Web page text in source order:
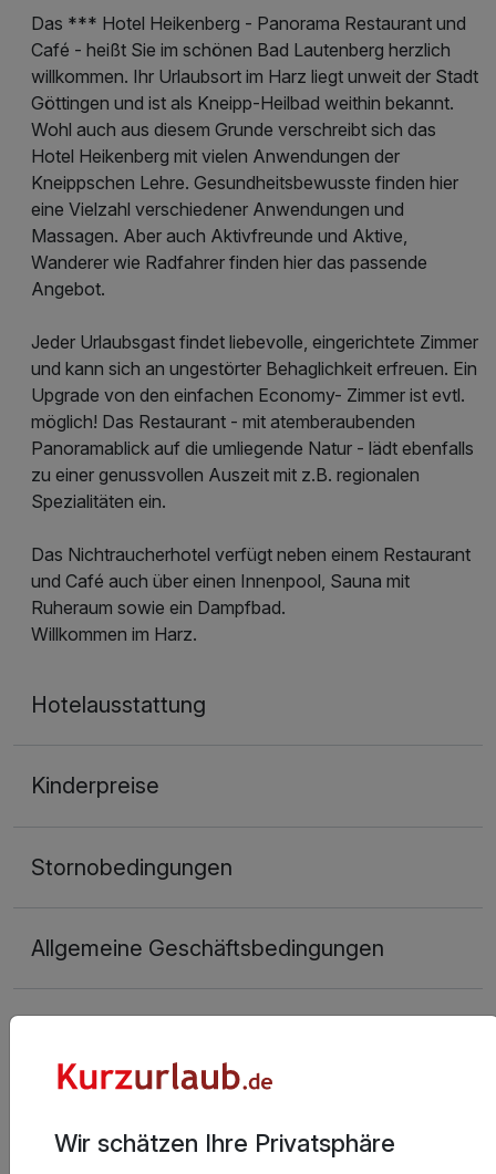
Das *** Hotel Heikenberg - Panorama Restaurant und
Café - heißt Sie im schönen Bad Lautenberg herzlich
willkommen. Ihr Urlaubsort im Harz liegt unweit der Stadt
Göttingen und ist als Kneipp-Heilbad weithin bekannt.
Wohl auch aus diesem Grunde verschreibt sich das
Hotel Heikenberg mit vielen Anwendungen der
Kneippschen Lehre. Gesundheitsbewusste finden hier
eine Vielzahl verschiedener Anwendungen und
Massagen. Aber auch Aktivfreunde und Aktive,
Wanderer wie Radfahrer finden hier das passende
Angebot.
Jeder Urlaubsgast findet liebevolle, eingerichtete Zimmer
und kann sich an ungestörter Behaglichkeit erfreuen. Ein
Upgrade von den einfachen Economy- Zimmer ist evtl.
möglich! Das Restaurant - mit atemberaubenden
Panoramablick auf die umliegende Natur - lädt ebenfalls
zu einer genussvollen Auszeit mit z.B. regionalen
Spezialitäten ein.
Das Nichtraucherhotel verfügt neben einem Restaurant
und Café auch über einen Innenpool, Sauna mit
Ruheraum sowie ein Dampfbad.
Willkommen im Harz.
Hotelausstattung
Kinderpreise
Stornobedingungen
Allgemeine Geschäftsbedingungen
Aktuelle Infos des Hotels
Wenn Sie ein Economy-Zimmer bestellt haben,
Wir schätzen Ihre Privatsphäre